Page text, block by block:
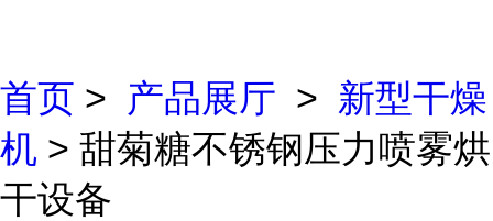
首页 > 产品展厅 > 新型干燥
机 > 甜菊糖不锈钢压力喷雾烘
干设备